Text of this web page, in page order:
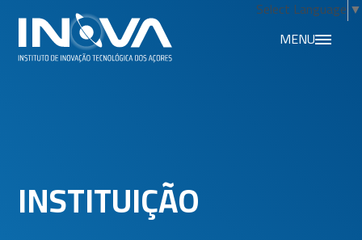
Select Language ▼
MENU
INSTITUIÇÃO